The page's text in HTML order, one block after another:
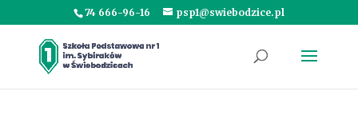
74 666-96-16 psp1@swiebodzice.pl